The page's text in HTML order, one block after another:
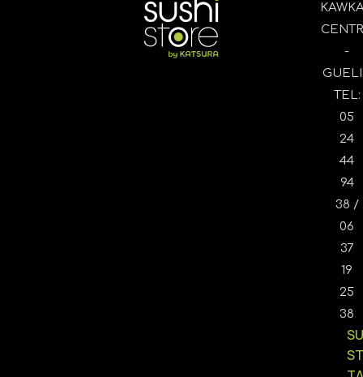
-
TEL:
05
24
44
94
38 /
06
37
19
25
38